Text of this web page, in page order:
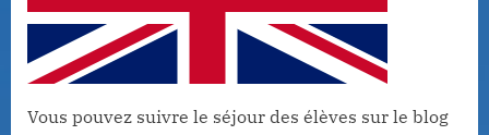
Vous pouvez suivre le séjour des élèves sur le blog